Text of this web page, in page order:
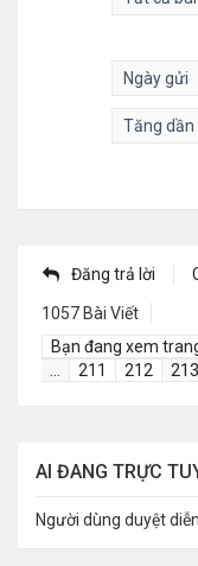
Đăng trả lời
1057 Bài Viết
Bạn đang xem
…
211 212 213
AI ĐANG TRỰC
Người dùng duyệt